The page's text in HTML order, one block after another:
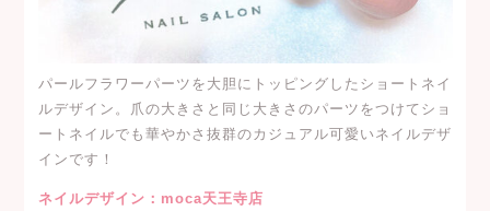
パールフラワーパーツを大胆にトッピングしたショートネイ
ルデザイン。爪の大きさと同じ大きさのパーツをつけてショ
ートネイルでも華やかさ抜群のカジュアル可愛いネイルデザ
インです！
ネイルデザイン：moca天王寺店